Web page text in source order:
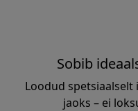
Sobib
Loodud spetsiaalselt
jaoks – ei